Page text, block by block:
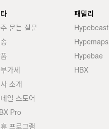
묻는 질문
가세
소개
일 스토어
Pro
프로그램
패밀리
Hypebeast
Hypemaps
Hypebae
HBX